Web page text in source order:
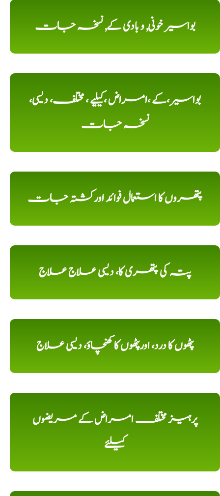
بواسیر خونی, و بادی کے, نسخہ جات
بواسیر،کے ،امراض ،کیلیے ، مختلف، دیسی،
نسخہ جات
پتھروں کا استعمال فوائد اورکشتہ جات
پتہ کی پتھری کا، دیسی علاج علاج
پٹھوں کا درد، اورپٹھوں کا کھنچاؤ، دیسی علاج
پرہیز مختلف امراض کے مریضوں
کیلئے